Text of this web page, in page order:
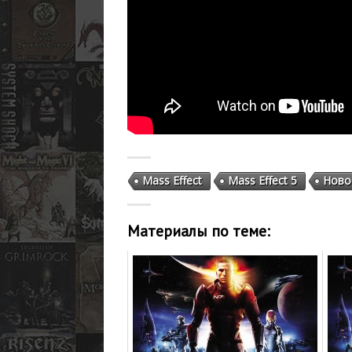
Mass Effect Mass Effect 5
Материалы по теме: